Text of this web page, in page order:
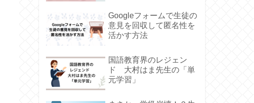
Googleフォームで生徒の
意見を回収して匿名性を
活かす方法
国語教育界のレジェン
ド 大村はま先生の「単
元学習」